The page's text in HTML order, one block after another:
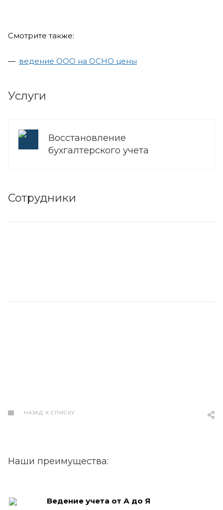
Смотрите также:
ведение ООО на ОСНО цены
Услуги
Восстановление
бухгалтерского учета
Сотрудники
НАЗАД К СПИСКУ
Наши преимущества:
Ведение учета от А до Я